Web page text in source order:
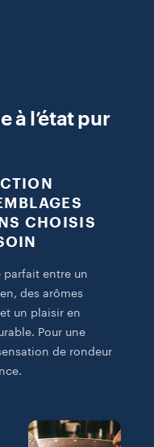
à l’état pur
CHOISIS
parfait entre un
des arômes
un plaisir en
Pour une
de rondeur